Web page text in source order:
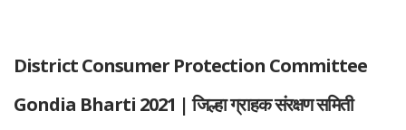
District Consumer Protection Committee
Gondia Bharti 2021 | जिल्हा ग्राहक संरक्षण समिती